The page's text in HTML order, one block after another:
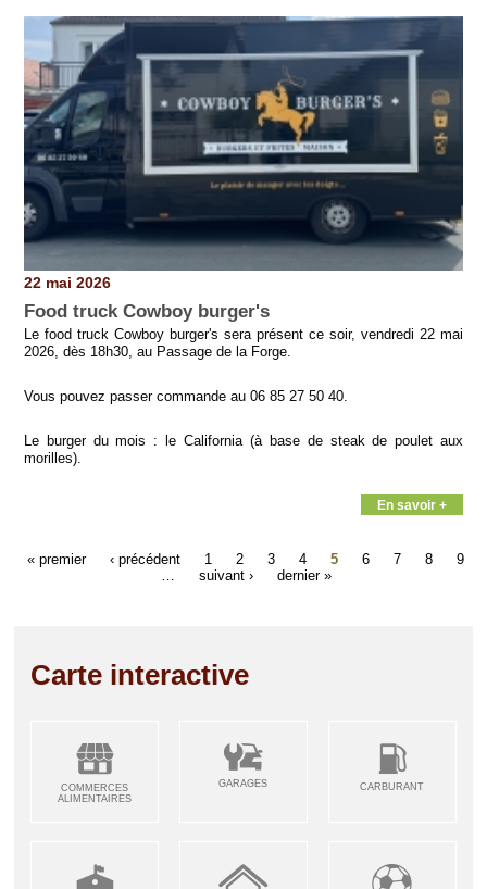
22 mai 2026
Food truck Cowboy burger's
Le food truck Cowboy burger's sera présent ce soir, vendredi 22 mai
2026, dès 18h30, au Passage de la Forge.
Vous pouvez passer commande au 06 85 27 50 40.
Le burger du mois : le California (à base de steak de poulet aux
morilles).
En savoir +
« premier ‹ précédent 1 2 3 4 5 6 7 8
9
suivant › dernier »
Carte interactive
COMMERCES
ALIMENTAIRES
GARAGES CARBURANT